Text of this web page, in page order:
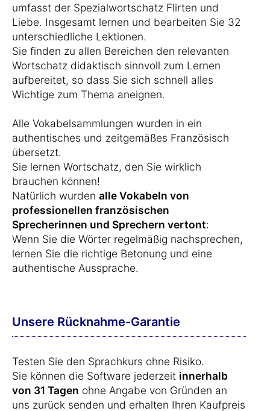
umfasst der Spezialwortschatz Flirten und
Liebe. Insgesamt lernen und bearbeiten Sie 32
unterschiedliche Lektionen.
Sie finden zu allen Bereichen den relevanten
Wortschatz didaktisch sinnvoll zum Lernen
aufbereitet, so dass Sie sich schnell alles
Wichtige zum Thema aneignen.
Alle Vokabelsammlungen wurden in ein
authentisches und zeitgemäßes Französisch
übersetzt.
Sie lernen Wortschatz, den Sie wirklich
brauchen können!
Natürlich wurden alle Vokabeln von
professionellen französischen
Sprecherinnen und Sprechern vertont:
Wenn Sie die Wörter regelmäßig nachsprechen,
lernen Sie die richtige Betonung und eine
authentische Aussprache.
Unsere Rücknahme-Garantie
Testen Sie den Sprachkurs ohne Risiko.
Sie können die Software jederzeit innerhalb
von 31 Tagen ohne Angabe von Gründen an
uns zurück senden und erhalten Ihren Kaufpreis